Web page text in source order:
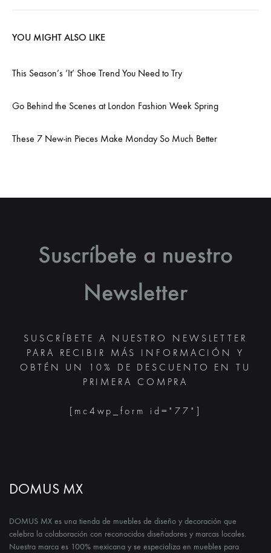
YOU MIGHT ALSO LIKE
This Season’s ‘It’ Shoe Trend You Need to Try
Go Behind the Scenes at London Fashion Week Spring
These 7 New-in Pieces Make Monday So Much Better
Suscríbete a nuestro
Newsletter
SUSCRÍBETE A NUESTRO NEWSLETTER
PARA RECIBIR MÁS INFORMACIÓN Y
OBTÉN UN 10% DE DESCUENTO EN TU
PRIMERA COMPRA
[mc4wp_form id="77"]
DOMUS MX
DOMUS MX es una tienda de muebles de diseño y decoración que
celebra la colaboración con reconocidos diseñadores y marcas locales.
Nuestra marca es 100% mexicana y se especializa en muebles para